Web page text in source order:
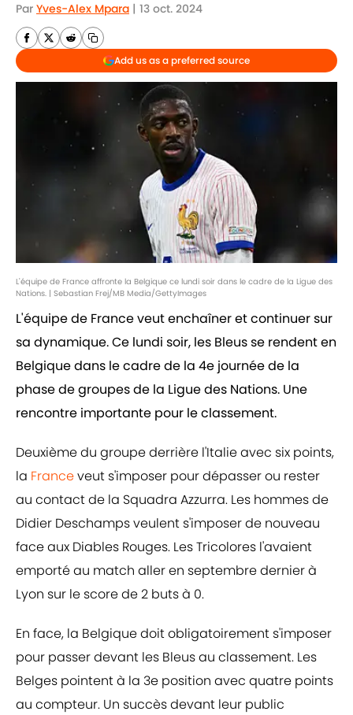
Par Yves-Alex Mpara | 13 oct. 2024
Add us as a preferred source
L'équipe de France affronte la Belgique ce lundi soir dans le cadre de la Ligue des
Nations. | Sebastian Frej/MB Media/GettyImages
L'équipe de France veut enchaîner et continuer sur
sa dynamique. Ce lundi soir, les Bleus se rendent en
Belgique dans le cadre de la 4e journée de la
phase de groupes de la Ligue des Nations. Une
rencontre importante pour le classement.
Deuxième du groupe derrière l'Italie avec six points,
la Franceveut s'imposer pour dépasser ou rester
au contact de la Squadra Azzurra. Les hommes de
Didier Deschamps veulent s'imposer de nouveau
face aux Diables Rouges. Les Tricolores l'avaient
emporté au match aller en septembre dernier à
Lyon sur le score de 2 buts à 0.
En face, la Belgique doit obligatoirement s'imposer
pour passer devant les Bleus au classement. Les
Belges pointent à la 3e position avec quatre points
au compteur. Un succès devant leur public